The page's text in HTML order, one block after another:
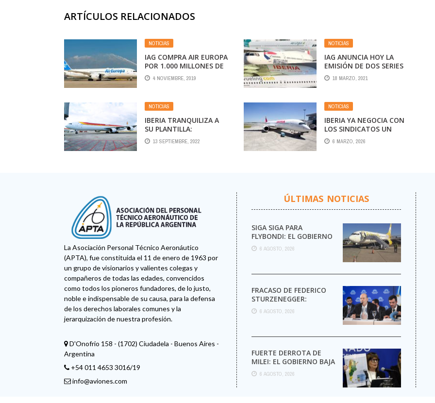
ARTÍCULOS RELACIONADOS
NOTICIAS
IAG COMPRA AIR EUROPA
POR 1.000 MILLONES DE
EUROS
4 NOVIEMBRE, 2019
NOTICIAS
IAG ANUNCIA HOY LA
EMISIÓN DE DOS SERIES
DE BONOS SENIOR NO
GARANTIZADOS
18 MARZO, 2021
NOTICIAS
IBERIA TRANQUILIZA A
SU PLANTILLA:
“ALCANZAREMOS
BUENOS ACUERDOS”
13 SEPTIEMBRE, 2022
NOTICIAS
IBERIA YA NEGOCIA CON
LOS SINDICATOS UN
DESPIDO COLECTIVO
6 MARZO, 2026
La Asociación Personal Técnico Aeronáutico
(APTA), fue constituida el 11 de enero de 1963 por
un grupo de visionarios y valientes colegas y
compañeros de todas las edades, convencidos
como todos los pioneros fundadores, de lo justo,
noble e indispensable de su causa, para la defensa
de los derechos laborales comunes y la
jerarquización de nuestra profesión.
D'Onofrio 158 - (1702) Ciudadela - Buenos Aires -
Argentina
+54 011 4653 3016/19
info@aviones.com
ÚLTIMAS NOTICIAS
SIGA SIGA PARA
FLYBONDI: EL GOBIERNO
AUTORIZÓ LA VENTA DE
MÁS PASAJES
6 AGOSTO, 2026
FRACASO DE FEDERICO
STURZENEGGER:
6 AGOSTO, 2026
FUERTE DERROTA DE
MILEI: EL GOBIERNO BAJA
EL CAPÍTULO DE
EXTRANJERIZACIÓN DE
6 AGOSTO, 2026